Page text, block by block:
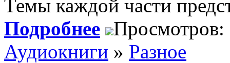
Темы каждой части
Подробнее
Просмотров:
Аудиокниги » Разное